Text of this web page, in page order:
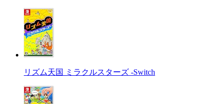
リズム天国 ミラクルスターズ -Switch